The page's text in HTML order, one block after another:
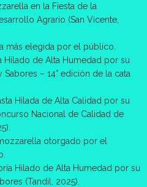
en la Fiesta de la
Agrario (San Vicente,
más elegida por el público.
Hilado de Alta Humedad por su
– 14° edición de la cata
Hilada de Alta Calidad por su
Nacional de Calidad de
otorgado por el
Hilado de Alta Humedad por su
(Tandil, 2025).